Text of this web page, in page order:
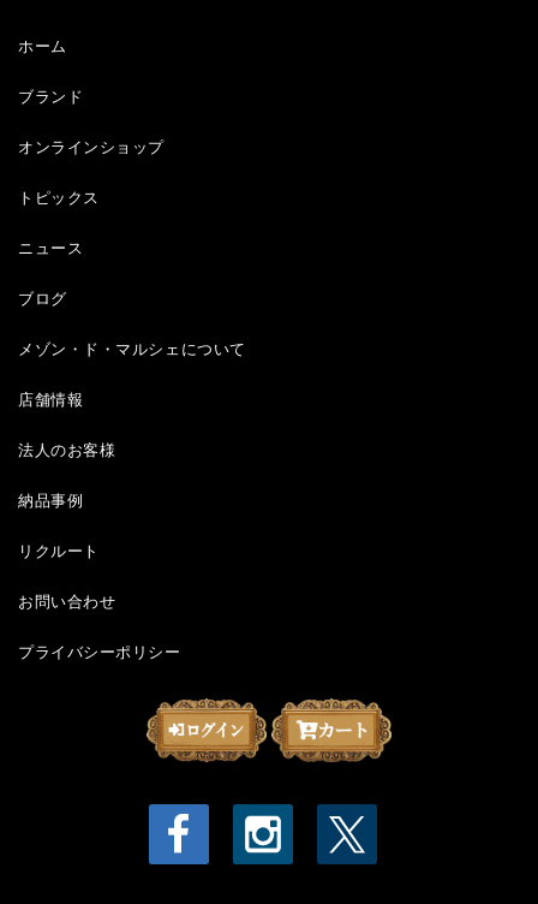
ホーム
ブランド
オンラインショップ
トピックス
ニュース
ブログ
メゾン・ド・マルシェについて
店舗情報
法人のお客様
納品事例
リクルート
お問い合わせ
プライバシーポリシー